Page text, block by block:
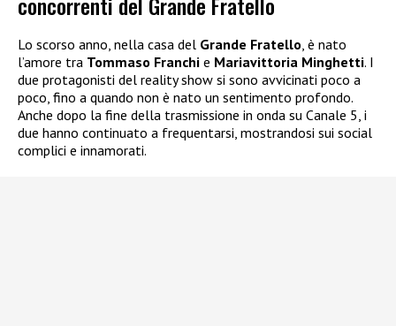
Lo scorso anno, nella casa del Grande Fratello, è nato
l’amore tra Tommaso Franchi e Mariavittoria Minghetti. I
due protagonisti del reality show si sono avvicinati poco a
poco, fino a quando non è nato un sentimento profondo.
Anche dopo la fine della trasmissione in onda su Canale 5, i
due hanno continuato a frequentarsi, mostrandosi sui social
complici e innamorati.